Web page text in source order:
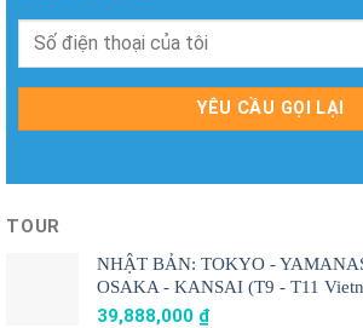
TOUR
NHẬT BẢN: TOKYO -
OSAKA - KANSAI (T9 - T11
39,888,000 ₫